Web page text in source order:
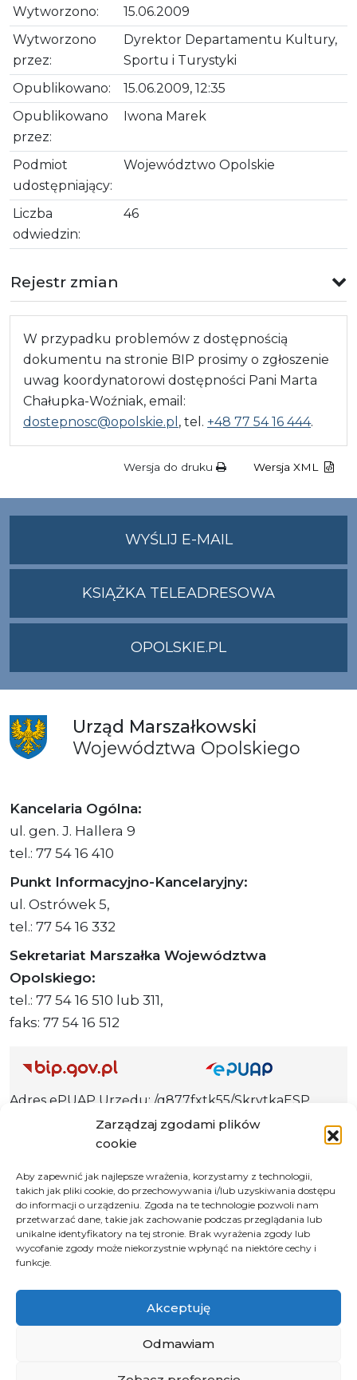
Zarządzaj zgodami plików
cookie
Aby zapewnić jak najlepsze wrażenia, korzystamy z technologii,
takich jak pliki cookie, do przechowywania i/lub uzyskiwania dostępu
do informacji o urządzeniu. Zgoda na te technologie pozwoli nam
przetwarzać dane, takie jak zachowanie podczas przeglądania lub
unikalne identyfikatory na tej stronie. Brak wyrażenia zgody lub
wycofanie zgody może niekorzystnie wpłynąć na niektóre cechy i
funkcje.
Akceptuję
Odmawiam
Wytworzono:
15.06.2009
Wytworzono
przez:
Dyrektor Departamentu Kultury,
Sportu i Turystyki
Opublikowano:
15.06.2009, 12:35
Opublikowano
przez:
Iwona Marek
Podmiot
udostępniający:
Województwo Opolskie
Liczba
odwiedzin:
46
Rejestr zmian
W przypadku problemów z dostępnością
dokumentu na stronie BIP prosimy o zgłoszenie
uwag koordynatorowi dostępności Pani Marta
Chałupka-Woźniak, email:
dostepnosc@opolskie.pl , tel. +48 77 54 16 444.
Wersja do druku Wersja XML
WYŚLIJ E-MAILNA
ADRES
KSIĄŻKA TELEADRESOWA
OPOLSKIE.PL
Urząd Marszałkowski
Województwa Opolskiego
Kancelaria Ogólna:
ul. gen. J. Hallera 9
tel.: 77 54 16 410
Punkt Informacyjno-Kancelaryjny:
ul. Ostrówek 5,
tel.: 77 54 16 332
Sekretariat Marszałka Województwa
Opolskiego:
tel.: 77 54 16 510 lub 311,
faks: 77 54 16 512
Adres ePUAP Urzędu: /q877fxtk55/SkrytkaESP
Adres do e-Doręczeń
Urzędu: AE:PL-66703-73759-IGTUV-14
Polityka prywatności
Klauzula informacyjna RODO
Deklaracja dostępności
© 2026 Samorząd Województwa Opolskiego